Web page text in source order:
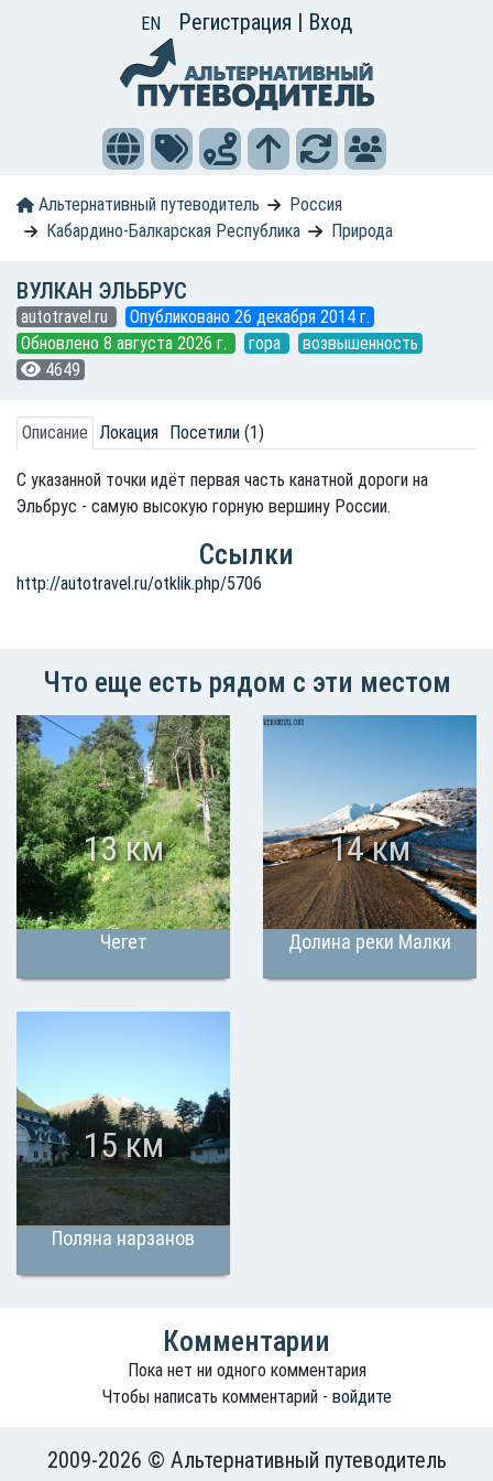
EN Регистрация | Вход
Альтернативный путеводитель
Россия
Кабардино-Балкарская Республика
Природа
ВУЛКАН ЭЛЬБРУС
autotravel.ru
Опубликовано 26 декабря 2014 г.
Обновлено 8 августа 2026 г.
гора
возвышенность
4649
Описание Локация Посетили (1)
С указанной точки идёт первая часть канатной дороги на
Эльбрус - самую высокую горную вершину России.
Ссылки
http://autotravel.ru/otklik.php/5706
Что еще есть рядом с эти местом
Чегет
13 км
Долина реки Малки
14 км
Поляна нарзанов
15 км
Комментарии
Пока нет ни одного комментария
Чтобы написать комментарий - войдите
2009-2026 © Альтернативный путеводитель